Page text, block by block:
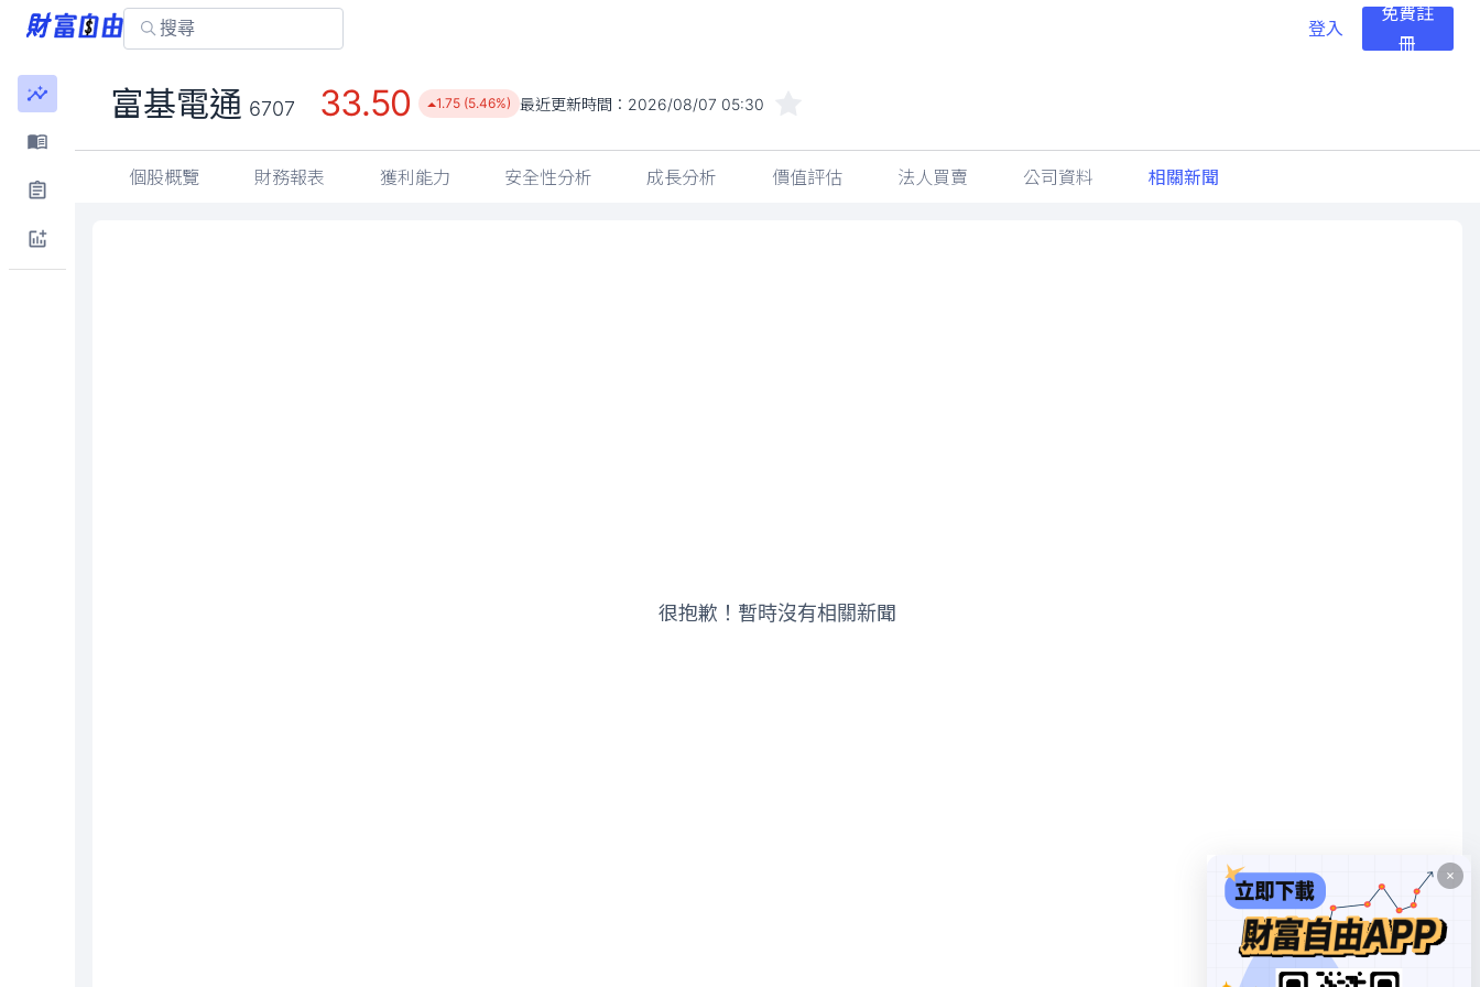
登入
免費註
冊
富基電通 6707 33.50 1.75 (5.46%) 最近更新時間： 2026/08/07 05:30
個股概覽 財務報表 獲利能力 安全性分析 成長分析 價值評估 法人買賣 公司資料 相關新聞
很抱歉！暫時沒有相關新聞